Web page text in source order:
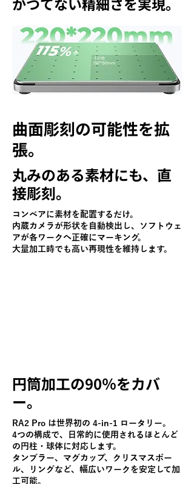
曲面彫刻の可能性を拡
張。
丸みのある素材にも、直
接彫刻。
コンベアに素材を配置するだけ。
内蔵カメラが形状を自動検出し、ソフトウェ
アが各ワークへ正確にマーキング。
大量加工時でも高い再現性を維持します。
円筒加工の90％をカバ
ー。
RA2 Pro は世界初の 4-in-1 ロータリー。
4つの構成で、日常的に使用されるほとんど
の円柱・球体に対応します。
タンブラー、マグカップ、クリスマスボー
ル、リングなど、幅広いワークを安定して加
工可能。